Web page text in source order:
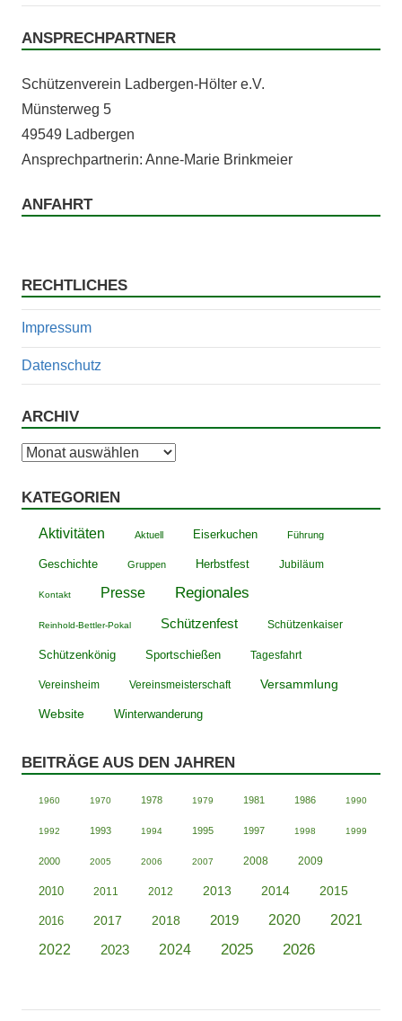
ANSPRECHPARTNER
Schützen­vere­in Lad­ber­gen-Höl­ter e.V.
Mün­ster­weg 5
49549 Ladbergen
Ansprech­part­ner­in: Anne-Marie Brinkmeier
ANFAHRT
RECHTLICHES
Impressum
Datenschutz
ARCHIV
Archiv
KATEGORIEN
Aktivitäten Aktuell Eiserkuchen Führung
Geschichte Gruppen Herbstfest Jubiläum
Kontakt Presse Regionales
Reinhold-Bettler-Pokal Schützenfest Schützenkaiser
Schützenkönig Sportschießen Tagesfahrt
Vereinsheim Vereinsmeisterschaft Versammlung
Website Winterwanderung
BEITRÄGE AUS DEN JAHREN
1960 1970 1978 1979 1981 1986 1990
1992 1993 1994 1995 1997 1998 1999
2000 2005 2006 2007 2008 2009
2010 2011 2012 2013 2014 2015
2016 2017 2018 2019 2020
2021
2022
2023 2024 2025 2026